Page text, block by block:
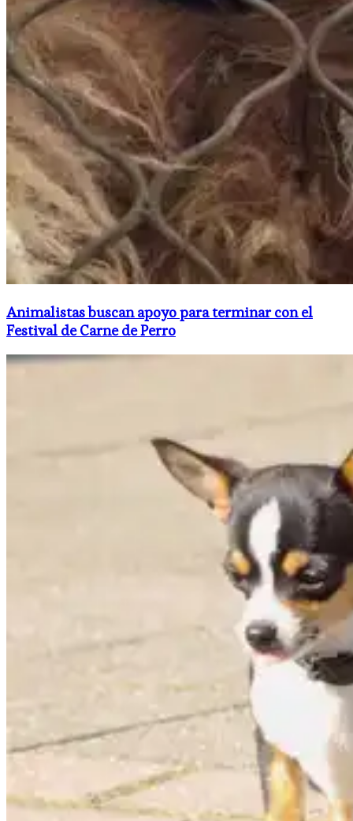
Animalistas buscan apoyo para terminar con el
Festival de Carne de Perro